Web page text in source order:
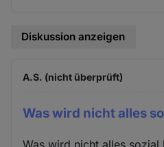
Diskussion anzeigen
A.S. (nicht überprüft)
Was wird nicht alles
Was wird nicht alles sozial